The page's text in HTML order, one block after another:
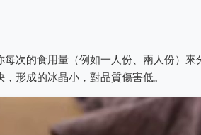
次的食用量（例如一人份、兩人份）
形成的冰晶小，對品質傷害低。